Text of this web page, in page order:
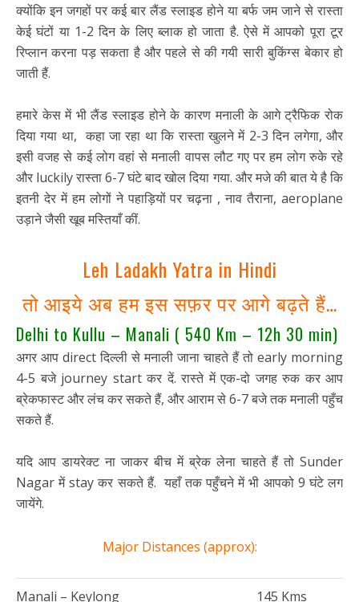
क्योंकि इन जगहों पर कई बार लैंड स्लाइड होने या बर्फ जम जाने से रास्ता
केई घंटों या 1-2 दिन के लिए ब्लाक हो जाता है. ऐसे में आपको पूरा टूर
रिप्लान करना पड़ सकता है और पहले से की गयी सारी बुकिंग्स बेकार हो
जाती हैं.
हमारे केस में भी लैंड स्लाइड होने के कारण मनाली के आगे ट्रैफिक रोक
दिया गया था, कहा जा रहा था कि रास्ता खुलने में 2-3 दिन लगेगा, और
इसी वजह से कई लोग वहां से मनाली वापस लौट गए पर हम लोग रुके रहे
और luckily रास्ता 6-7 घंटे बाद खोल दिया गया. और मजे की बात ये है कि
इतनी देर में हम लोगों ने पहाड़ियों पर चढ़ना , नाव तैराना, aeroplane
उड़ाने जैसी खूब मस्तियाँ कीं.
Leh Ladakh Yatra in Hindi
तो आइये अब हम इस सफ़र पर आगे बढ़ते हैं…
Delhi to Kullu – Manali ( 540 Km – 12h 30 min)
अगर आप direct दिल्ली से मनाली जाना चाहते हैं तो early morning
4-5 बजे journey start कर दें. रास्ते में एक-दो जगह रुक कर आप
ब्रेकफास्ट और लंच कर सकते हैं, और आराम से 6-7 बजे तक मनाली पहुँच
सकते हैं.
यदि आप डायरेक्ट ना जाकर बीच में ब्रेक लेना चाहते हैं तो Sunder
Nagar में stay कर सकते हैं. यहाँ तक पहुँचने में भी आपको 9 घंटे लग
जायेंगे.
Major Distances (approx):
Manali – Keylong 145 Kms